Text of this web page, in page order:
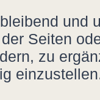
und
Seiten
zu